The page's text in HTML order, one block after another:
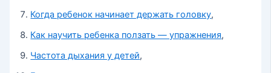
Когда ребенок начинает держать головку,
Как научить ребенка ползать — упражнения,
Частота дыхания у детей,